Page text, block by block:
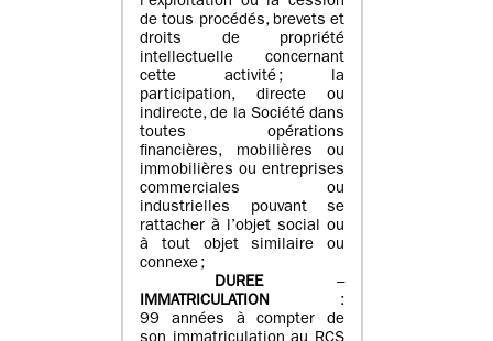
de tous procédés, brevets et
droits de propriété
intellectuelle concernant
cette activité ; la
participation, directe ou
indirecte, de la Société dans
toutes opérations
financières, mobilières ou
immobilières ou entreprises
commerciales ou
industrielles pouvant se
rattacher à l’objet social ou
à tout objet similaire ou
connexe ;
DUREE–
IMMATRICULATION :
99 années à compter de